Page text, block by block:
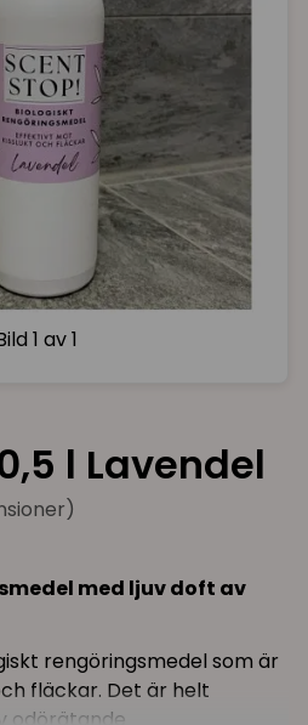
1 av 1
l Lavendel
med ljuv doft av
rengöringsmedel som är
fläckar. Det är helt
odörätande